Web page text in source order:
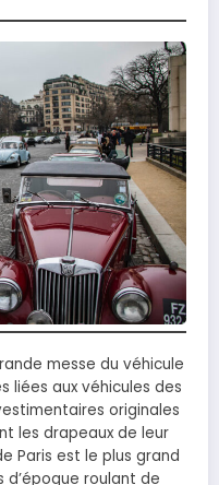
messe du véhicule
liées aux véhicules des
originales
les drapeaux de leur
Paris est le plus grand
roulant de